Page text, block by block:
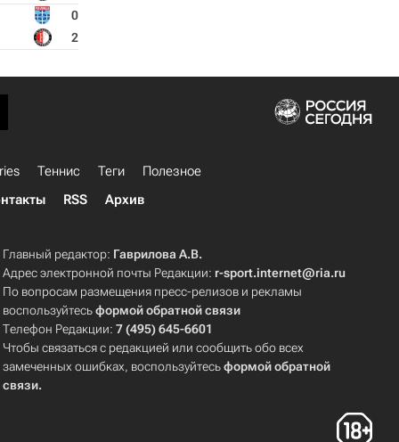
0
2
Теннис Теги
Полезное
RSS Архив
Главный редактор: Гаврилова А.В.
Адрес электронной почты Редакции: r-sport.internet@ria.ru
По вопросам размещения пресс-релизов и рекламы
воспользуйтесьформой обратной связи
Телефон Редакции:7 (495) 645-6601
Чтобы связаться с редакцией или сообщить обо всех
замеченных ошибках, воспользуйтесьформой обратной
связи.